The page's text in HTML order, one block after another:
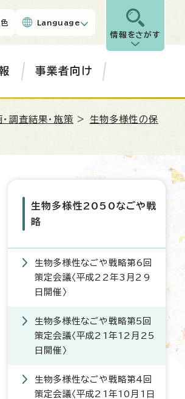
Language
情報をさがす
事業者向け
調査結果・施策 > 生物多様性の保
生物多様性2050なごや戦
略
生物多様性なごや戦略第6回
策定会議〈平成22年3月29
日開催〉
生物多様性なごや戦略第5回
策定会議〈平成21年12月25
日開催〉
生物多様性なごや戦略第4回
策定会議〈平成21年10月1日